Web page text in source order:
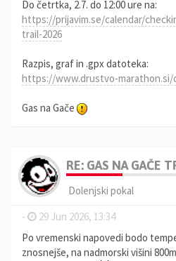
Do četrtka, 2.7. do 12:00 ure na:
https://prijavim.se/calendar/
trail-2026
Razpis, graf in .gpx datoteka:
https://www.drustvo-marathon.si/
Gas na Gače
RE: GAS NA GAČE
Dolenjski pokal
-
29 Jun 2026, 13:34
Po vremenski napovedi bodo
znosnejše, na nadmorski višini